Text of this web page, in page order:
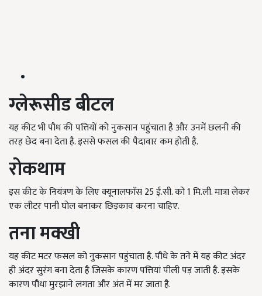
ग्लेरूसीडबीटल
यह कीट भी पौध की पत्तियों को नुकसान पहुंचाता है और उनमें छलनी की
तरह छेद बना देता है. इससे फसल की पैदावार कम होती है.
रोकथाम
इस कीट के नियंत्रण के लिए क्यूनालफाॅस 25 ई.सी. को 1 मि.ली. मात्रा लेकर
एक लीटर पानी घोल बनाकर छिड़काव करना चाहिए.
तनामक्खी
यह कीट मटर फसल को नुकसान पहुंचाता है. पौधे के तने में यह कीट अंदर
ही अंदर सुरंग बना देता है जिसके कारण पत्तियां पीली पड़ जाती है. इसके
कारण पौधा मुरझाने लगता और अंत में मर जाता है.